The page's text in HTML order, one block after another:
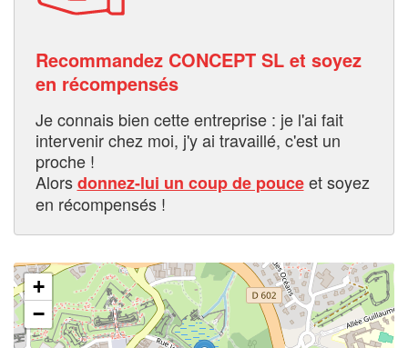
Recommandez CONCEPT SL et soyez
en récompensés
Je connais bien cette entreprise : je l'ai fait
intervenir chez moi, j'y ai travaillé, c'est un
proche !
Alorsdonnez-lui un coup de pouceet soyez
en récompensés !
+
−